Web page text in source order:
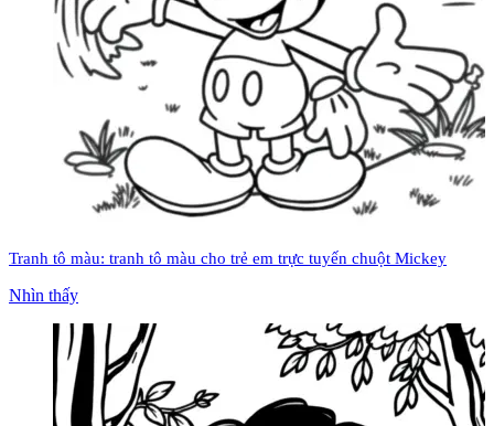
Tranh tô màu: tranh tô màu cho trẻ em trực tuyến chuột Mickey
Nhìn thấy